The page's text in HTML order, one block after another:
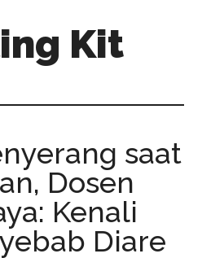
Kit
saat
Dosen
Kenali
Diare